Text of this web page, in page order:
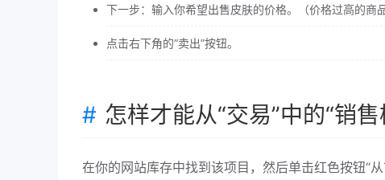
下一步：输入你希望出售皮肤的价格。（价格过高的商
点击右下角的“卖出”按钮。
怎样才能从“交易”中的“销
在你的网站库存中找到该项目，然后单击红色按钮“